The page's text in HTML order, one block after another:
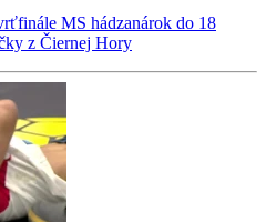
MS hádzanárok do 18
z Čiernej Hory